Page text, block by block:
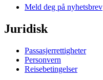
Meld deg på nyhetsbrev
Juridisk
Passasjerrettigheter
Personvern
Reisebetingelser